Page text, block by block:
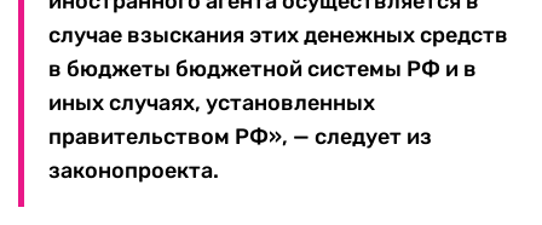
случае взыскания этих денежных средств
в бюджеты бюджетной системы РФ и в
иных случаях, установленных
правительством РФ», — следует из
законопроекта.